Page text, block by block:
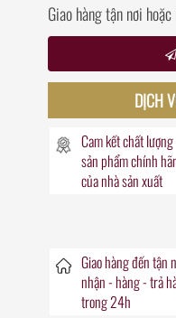
Giao hàng tận nơi
DỊCH
Cam kết chất
sản phẩm chính
của nhà sản xuất
Giao hàng đếntận
nhận - hàng - trả
trong24h